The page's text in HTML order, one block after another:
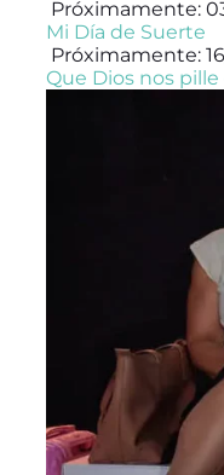
Próximamente:
Mi Día de Suerte
Próximamente:
Que Dios nos